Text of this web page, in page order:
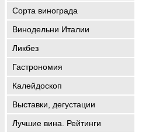
Сорта винограда
Винодельни Италии
Ликбез
Гастрономия
Калейдоскоп
Выставки, дегустации
Лучшие вина. Рейтинги